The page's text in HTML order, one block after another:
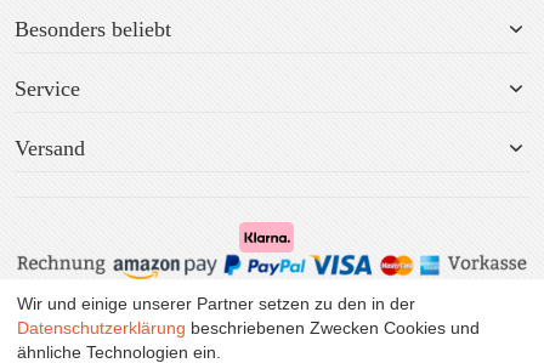
Besonders beliebt
Service
Versand
Alle Preise inkl. MwSt. zzgl. Versand.
Wir und einige unserer Partner setzen zu den in der
Datenschutzerklärung beschriebenen Zwecken Cookies und
ähnliche Technologien ein.